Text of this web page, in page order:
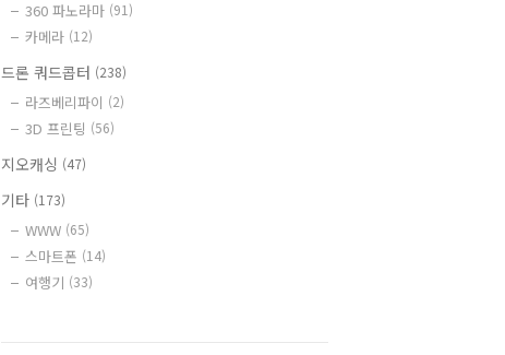
360 파노라마 (91)
카메라 (12)
드론 쿼드콥터 (238)
라즈베리파이 (2)
3D 프린팅 (56)
지오캐싱 (47)
기타 (173)
WWW (65)
스마트폰 (14)
여행기 (33)